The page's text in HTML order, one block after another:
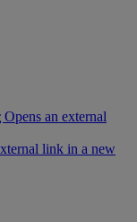
Opens an external
link in a new